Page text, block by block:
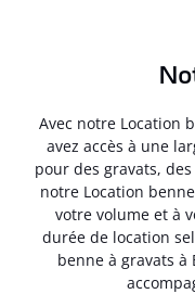
Avec notre Location
avez accès à une
pour des gravats,
notre Location
votre volume et à
durée de location
benne à gravats